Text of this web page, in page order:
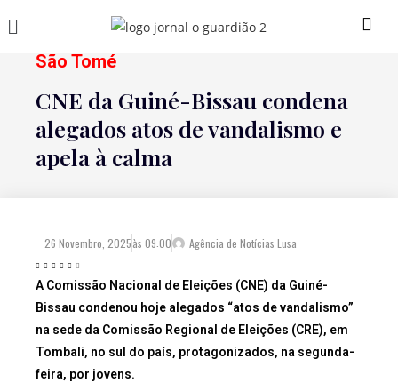
São Tomé
CNE da Guiné-Bissau condena
alegados atos de vandalismo e
apela à calma
26 Novembro, 2025às 09:00 Agência de Notícias Lusa
A Comissão Nacional de Eleições (CNE) da Guiné-
Bissau condenou hoje alegados “atos de vandalismo”
na sede da Comissão Regional de Eleições (CRE), em
Tombali, no sul do país, protagonizados, na segunda-
feira, por jovens.